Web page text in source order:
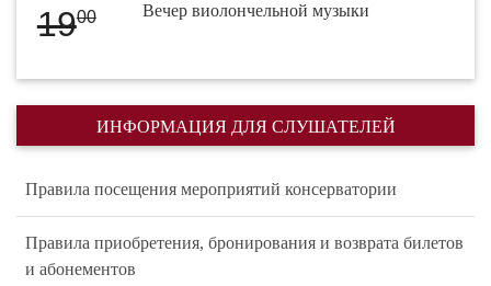
1900 Вечер виолончельной музыки
ИНФОРМАЦИЯ ДЛЯ СЛУШАТЕЛЕЙ
Правила посещения мероприятий консерватории
Правила приобретения, бронирования и возврата билетов
и абонементов